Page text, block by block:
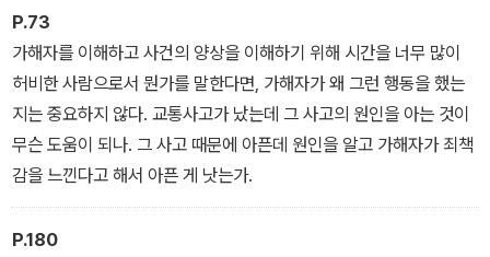
P.73
가해자를 이해하고 사건의 양상을 이해하기 위해 시간을 너무 많이
허비한 사람으로서 뭔가를 말한다면, 가해자가 왜 그런 행동을 했는
지는 중요하지 않다. 교통사고가 났는데 그 사고의 원인을 아는 것이
무슨 도움이 되나. 그 사고 때문에 아픈데 원인을 알고 가해자가 죄책
감을 느낀다고 해서 아픈 게 낫는가.
P.180